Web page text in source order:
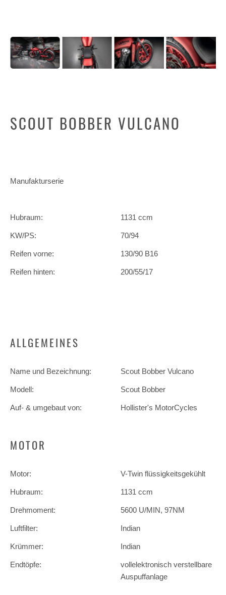
SCOUT BOBBER VULCANO
Manufakturserie
Hubraum: 1131 ccm
KW/PS: 70/94
Reifen vorne: 130/90 B16
Reifen hinten: 200/55/17
ALLGEMEINES
Name und Bezeichnung: Scout Bobber Vulcano
Modell: Scout Bobber
Auf- & umgebaut von: Hollister's MotorCycles
MOTOR
Motor: V-Twin flüssigkeitsgekühlt
Hubraum: 1131 ccm
Drehmoment: 5600 U/MIN, 97NM
Luftfilter: Indian
Krümmer: Indian
Endtöpfe:
vollelektronisch verstellbare
Auspuffanlage